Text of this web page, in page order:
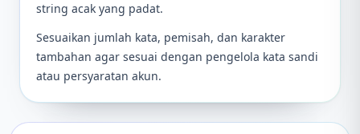
string acak yang padat.
Sesuaikan jumlah kata, pemisah, dan karakter
tambahan agar sesuai dengan pengelola kata sandi
atau persyaratan akun.